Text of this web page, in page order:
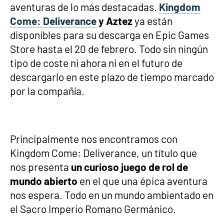
aventuras de lo más destacadas. Kingdom
Come: Deliverancey Aztezya están
disponibles para su descarga en Epic Games
Store hasta el 20 de febrero. Todo sin ningún
tipo de coste ni ahora ni en el futuro de
descargarlo en este plazo de tiempo marcado
por la compañía.
Principalmente nos encontramos con
Kingdom Come: Deliverance, un título que
nos presenta un curioso juego de rol de
mundo abierto en el que una épica aventura
nos espera. Todo en un mundo ambientado en
el Sacro Imperio Romano Germánico.